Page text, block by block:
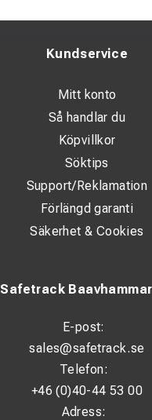
Safetrack
E-post:
sales@safetrack.se
Telefon:
+46 (0)40-44 53 00
Adress:
Kundservice
Mitt konto
Så handlar du
Köpvillkor
Söktips
Support/Reklamation
Förlängd garanti
Säkerhet & Cookies